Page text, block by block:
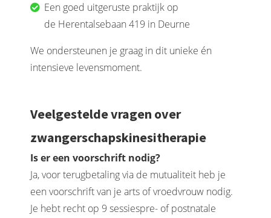
Een goed uitgeruste praktijk op
de Herentalsebaan 419 in Deurne
We ondersteunen je graag in dit unieke én
intensieve levensmoment.
Veelgestelde vragen over
zwangerschapskinesitherapie
Is er een voorschrift nodig?
Ja, voor terugbetaling via de mutualiteit heb je
een voorschrift van je arts of vroedvrouw nodig.
Je hebt recht op 9 sessiespre- of postnatale